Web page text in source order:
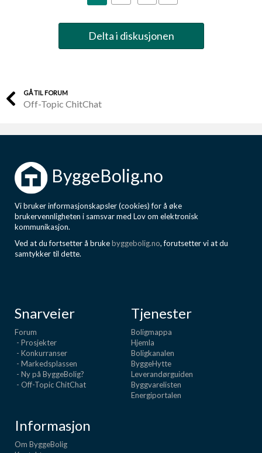
Delta i diskusjonen
GÅ TIL FORUM
Off-Topic ChitChat
ByggeBolig.no
Vi bruker informasjonskapsler (cookies) for å øke
brukervennligheten i samsvar med Lov om elektronisk
kommunikasjon.
Ved at du fortsetter å brukebyggebolig.no, forutsetter vi at du
samtykker til dette.
Snarveier
Forum
- Prosjekter
- Konkurranser
- Markedsplassen
- Ny på ByggeBolig?
- Off-Topic ChitChat
Tjenester
Boligmappa
Hjemla
Boligkanalen
ByggeHytte
Leverandørguiden
Byggvarelisten
Energiportalen
Informasjon
Om ByggeBolig